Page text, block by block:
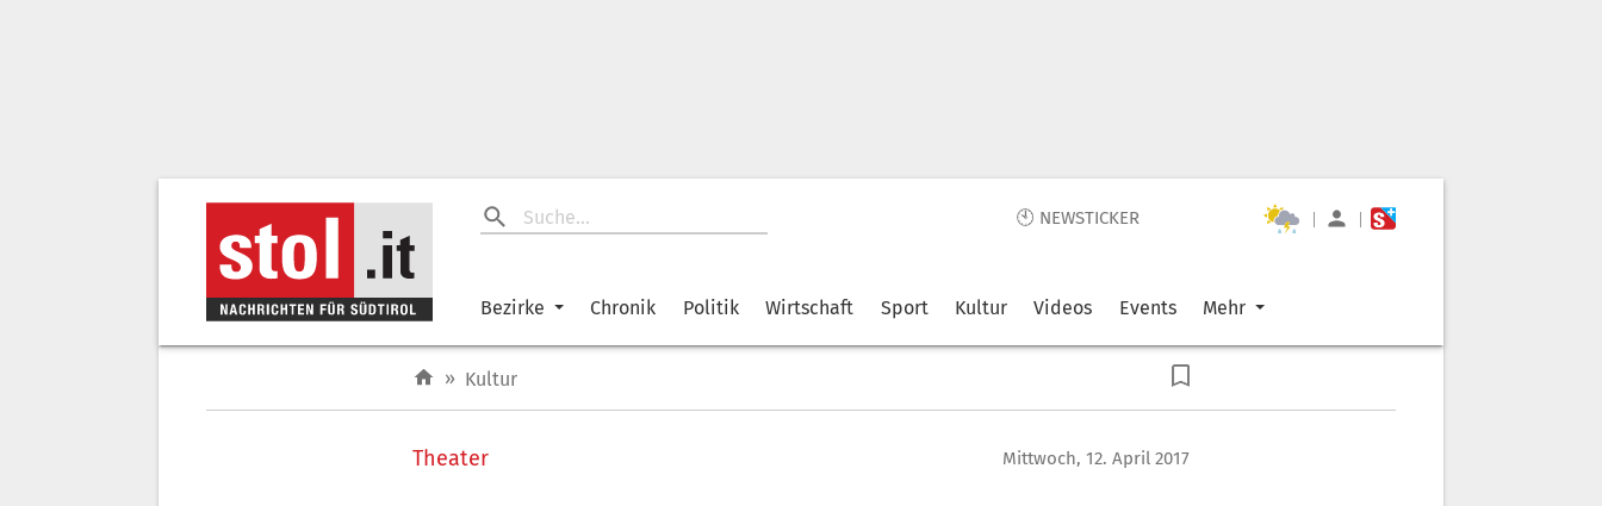
🕙 NEWSTICKER | |
Bezirke Chronik Politik Wirtschaft Sport Kultur Videos Events Mehr
» Kultur
Theater Mittwoch, 12. April 2017